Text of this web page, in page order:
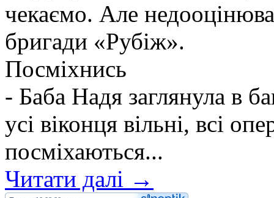
чекаємо. Але
бригади «Рубіж».
Посміхнись
- Баба Надя заглянула в
усі віконця вільні, всі
посміхаються...
Читати далі →